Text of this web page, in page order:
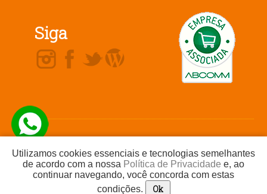
Siga
divulgados por nossos clientes. Não
comercializamos planos de saúde ou planos
odontológicos.
Todos os direitos reservados a Agência Dix © Reprodução proibida sem prévia
Utilizamos cookies essenciais e tecnologias semelhantes
de acordo com a nossa Política de Privacidade e, ao
continuar navegando, você concorda com estas
condições.
Ok